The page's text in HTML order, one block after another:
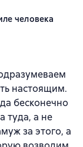
человека
оценок
настоящим.
бесконечно
туда, а не
за этого, а